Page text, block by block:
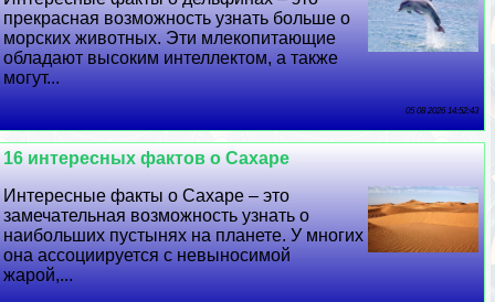
прекрасная возможность узнать больше о
морских животных. Эти млекопитающие
обладают высоким интеллектом, а также
могут...
05 08 2026 14:52:43
16 интересных фактов о Сахаре
Интересные факты о Сахаре – это
замечательная возможность узнать о
наибольших пустынях на планете. У многих
она ассоциируется с невыносимой
жарой,...